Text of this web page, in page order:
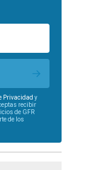
Privacidad y
recibir
de GFR
de los